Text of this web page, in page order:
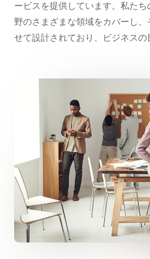
ービスを提供しています。私た
野のさまざまな領域をカバーし
せて設計されており、ビジネスの